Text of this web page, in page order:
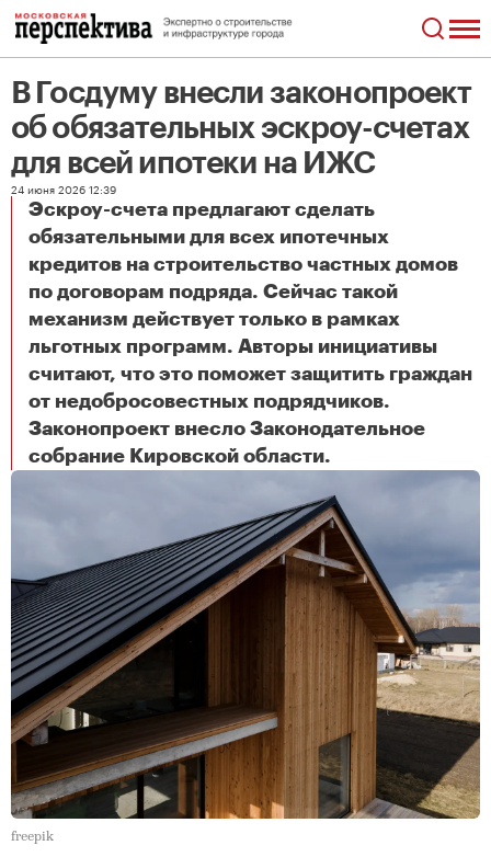
В Госдуму внесли законопроект
об обязательных эскроу-счетах
для всей ипотеки на ИЖС
24 июня 2026 12:39
Эскроу-счета предлагают сделать
обязательными для всех ипотечных
кредитов на строительство частных домов
по договорам подряда. Сейчас такой
механизм действует только в рамках
льготных программ. Авторы инициативы
считают, что это поможет защитить граждан
от недобросовестных подрядчиков.
Законопроект внесло Законодательное
собрание Кировской области.
freepik